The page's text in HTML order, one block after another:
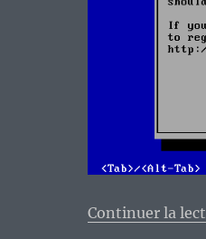
Continuer la